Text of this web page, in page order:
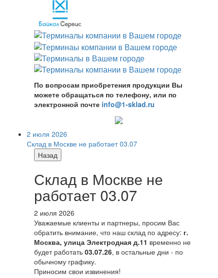
По вопросам приобретения продукции Вы
можете обращаться по телефону, или по
электронной почте info@1-sklad.ru
2 июля 2026
Склад в Москве не работает 03.07
Назад
Склад в Москве не
работает 03.07
2 июля 2026
Уважаемые клиенты и партнеры, просим Вас
обратить внимание, что наш склад по адресу: г.
Москва, улица Электродная д.11 временно не
будет работать 03.07.26, в остальные дни - по
обычному графику.
Приносим свои извинения!